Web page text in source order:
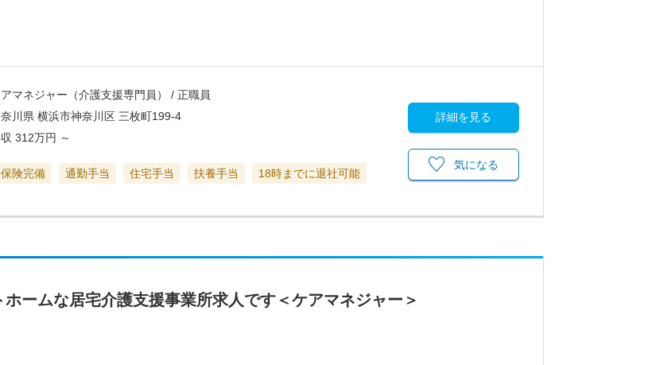
マネジャー（介護支援専門員） / 正職員
川県 横浜市神奈川区 三枚町199-4
312万円 ～
険完備 通勤手当 住宅手当 扶養手当 18時までに退社可能
詳細を見る
気になる
ホームな居宅介護支援事業所求人です＜ケアマネジャー＞